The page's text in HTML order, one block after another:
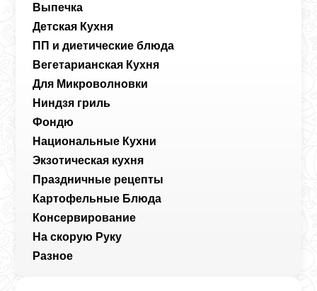
Выпечка
Детская Кухня
ПП и диетические блюда
Вегетарианская Кухня
Для Микроволновки
Ниндзя гриль
Фондю
Национальные Кухни
Экзотическая кухня
Праздничные рецепты
Картофельные Блюда
Консервирование
На скорую Руку
Разное